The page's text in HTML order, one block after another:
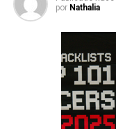
por Nathalia